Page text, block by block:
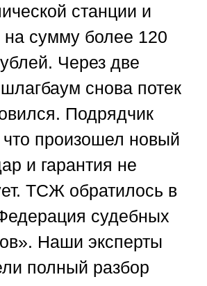
станции и
сумму более 120
Через две
снова потек
Подрядчик
что произошел новый
и гарантия не
ТСЖ обратилось в
судебных
. Наши эксперты
полный разбор